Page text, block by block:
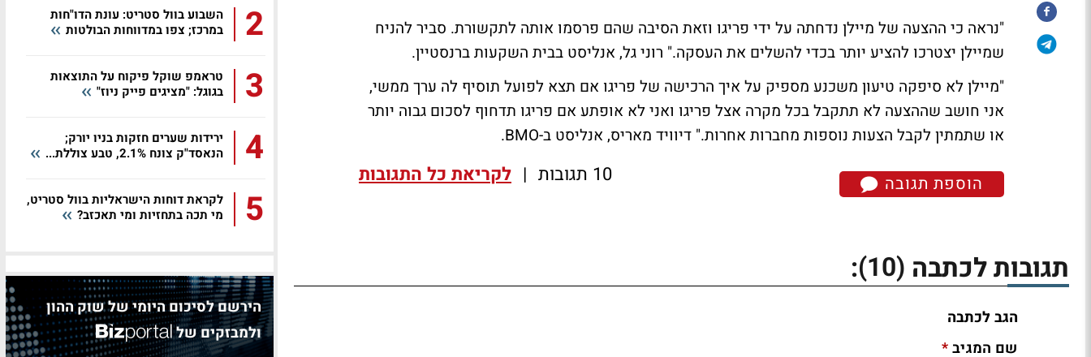
"נראה כי ההצעה של מיילן נדחתה על ידי פריגו וזאת הסיבה שהם פרסמו אותה לתקשורת. סביר להניח
שמיילן יצטרכו להציע יותר בכדי להשלים את העסקה." רוני גל, אנליסט בבית השקעות ברנסטיין.
"מיילן לא סיפקה טיעון משכנע מספיק על איך הרכישה של פריגו אם תצא לפועל תוסיף לה ערך ממשי,
אני חושב שההצעה לא תתקבל בכל מקרה אצל פריגו ואני לא אופתע אם פריגו תדחוף לסכום גבוה יותר
או שתמתין לקבל הצעות נוספות מחברות אחרות." דיוויד מאריס, אנליסט ב-BMO.
הוספת תגובה 10 תגובות | לקריאת כל התגובות
תגובות לכתבה (10)
:
הגב לכתבה
שם המגיב*
2
השבוע בוול סטריט: עונת הדו"חות
במרכז; צפו במדווחות הבולטות
3
טראמפ שוקל פיקוח על התוצאות
בגוגל: "מציגים פייק ניוז"
4
ירידות שערים חזקות בניו יורק;
הנאסד"ק צונח 2.1%, טבע צוללת...
5
לקראת דוחות הישראליות בוול סטריט,
מי תכה בתחזיות ומי תאכזב?
הירשם לסיכום היומי של שוק ההון
ולמבזקים של